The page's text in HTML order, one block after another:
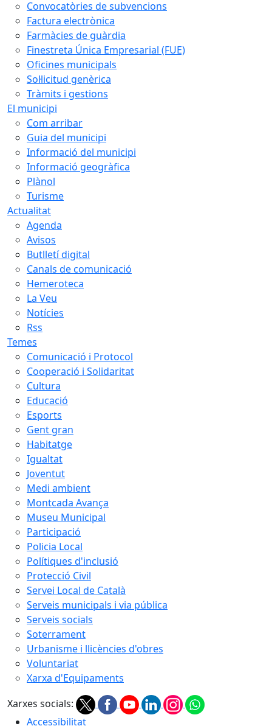
Convocatòries de subvencions
Factura electrònica
Farmàcies de guàrdia
Finestreta Única Empresarial (FUE)
Oficines municipals
Sol·licitud genèrica
Tràmits i gestions
El municipi
Com arribar
Guia del municipi
Informació del municipi
Informació geogràfica
Plànol
Turisme
Actualitat
Agenda
Avisos
Butlletí digital
Canals de comunicació
Hemeroteca
La Veu
Notícies
Rss
Temes
Comunicació i Protocol
Cooperació i Solidaritat
Cultura
Educació
Esports
Gent gran
Habitatge
Igualtat
Joventut
Medi ambient
Montcada Avança
Museu Municipal
Participació
Policia Local
Polítiques d'inclusió
Protecció Civil
Servei Local de Català
Serveis municipals i via pública
Serveis socials
Soterrament
Urbanisme i llicències d'obres
Voluntariat
Xarxa d'Equipaments
Xarxes socials:
Accessibilitat